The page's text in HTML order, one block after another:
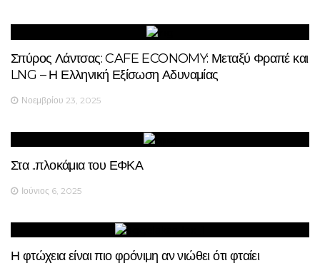
Σπύρος Λάντσας: CAFE ECONOMY: Μεταξύ Φραπέ και
LNG – Η Ελληνική Εξίσωση Αδυναμίας
Νοεμβρίου 23, 2025
Στα ..πλοκάμια του ΕΦΚΑ
Ιούνιος 6, 2025
Η φτώχεια είναι πιο φρόνιμη αν νιώθει ότι φταίει